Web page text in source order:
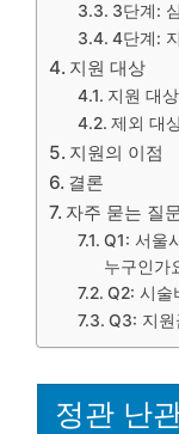
3단계:
4단계:
지원 대상
지원 대
제외 대
지원의 이점
결론
자주 묻는 질
Q1: 서울
누구인가
Q2: 시술
Q3: 지원
정관 난